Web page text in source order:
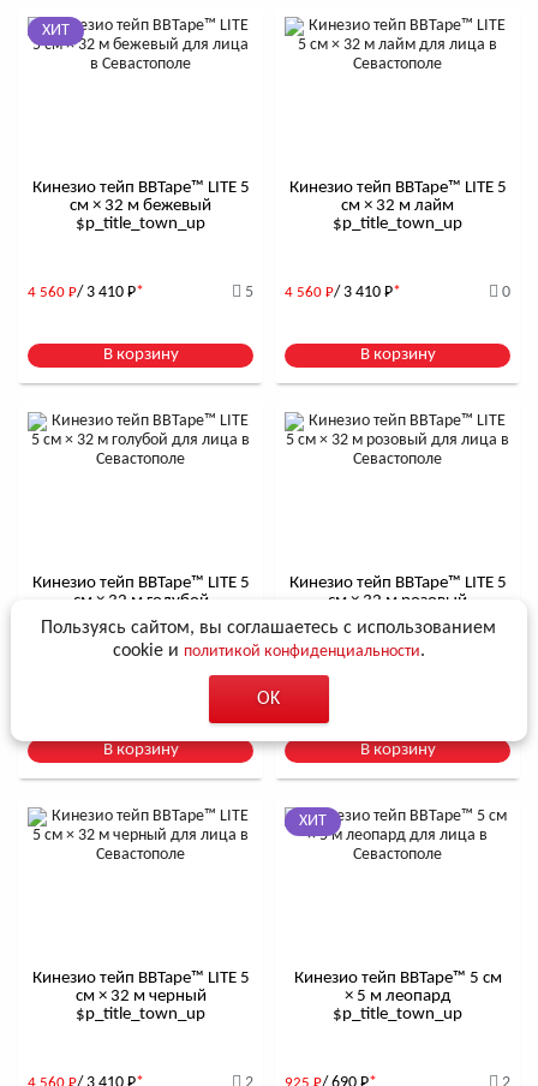
ХИТ
Кинезио тейп BBTape™ LITE 5
см × 32 м бежевый
$р_title_town_up
4 560 Р/ 3 410 Р* 5
В корзину
Кинезио тейп BBTape™ LITE 5
см × 32 м лайм
$р_title_town_up
4 560 Р/ 3 410 Р* 0
В корзину
Кинезио тейп BBTape™ LITE 5
см × 32 м голубой
$р_title_town_up
В корзину
Кинезио тейп BBTape™ LITE 5
см × 32 м розовый
$р_title_town_up
В корзину
Кинезио тейп BBTape™ LITE 5
см × 32 м черный
$р_title_town_up
ХИТ
Кинезио тейп BBTape™ 5 см
× 5 м леопард
$р_title_town_up
Пользуясь сайтом, вы соглашаетесь с использованием
cookie и политикой конфиденциальности.
OK